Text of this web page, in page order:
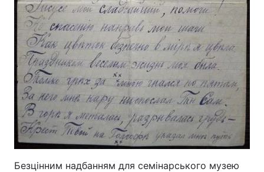
Безцінним надбанням для семінарського музею